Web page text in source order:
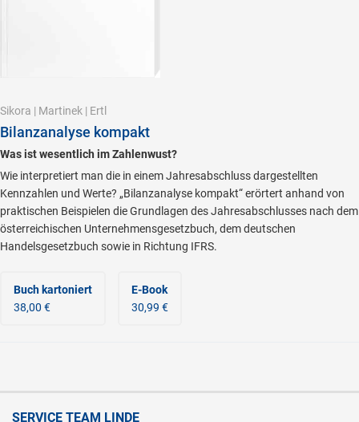
Sikora | Martinek | Ertl
Bilanzanalyse kompakt
Was ist wesentlich im Zahlenwust?
Wie interpretiert man die in einem Jahresabschluss dargestellten
Kennzahlen und Werte? „Bilanzanalyse kompakt“ erörtert anhand von
praktischen Beispielen die Grundlagen des Jahresabschlusses nach dem
österreichischen Unternehmensgesetzbuch, dem deutschen
Handelsgesetzbuch sowie in Richtung IFRS.
Buch kartoniert
38,00 €
E-Book
30,99 €
SERVICE TEAM LINDE